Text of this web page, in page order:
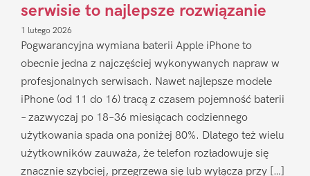
serwisie to najlepsze rozwiązanie
1 lutego 2026
Pogwarancyjna wymiana baterii Apple iPhone to
obecnie jedna z najczęściej wykonywanych napraw w
profesjonalnych serwisach. Nawet najlepsze modele
iPhone (od 11 do 16) tracą z czasem pojemność baterii
– zazwyczaj po 18–36 miesiącach codziennego
użytkowania spada ona poniżej 80%. Dlatego też wielu
użytkowników zauważa, że telefon rozładowuje się
znacznie szybciej, przegrzewa się lub wyłącza przy […]